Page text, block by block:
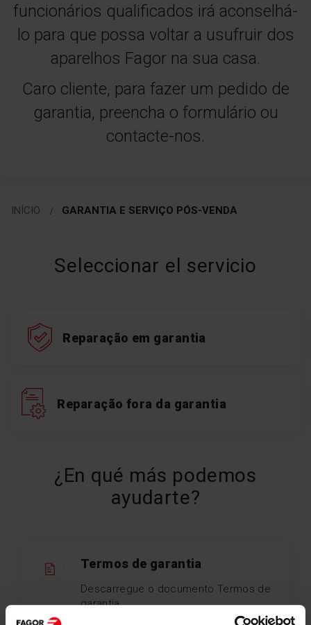
funcionários qualificados irá aconselhá-
lo para que possa voltar a usufruir dos
aparelhos Fagor na sua casa.
Caro cliente, para fazer um pedido de
garantia, preencha o formulário ou
contacte-nos.
INÍCIO GARANTIA E SERVIÇO PÓS-VENDA
Seleccionar el servicio
Reparação em garantia
Reparação fora da garantia
¿En qué más podemos
ayudarte?
Termos de garantia
Descarregue o documento Termos de
garantia